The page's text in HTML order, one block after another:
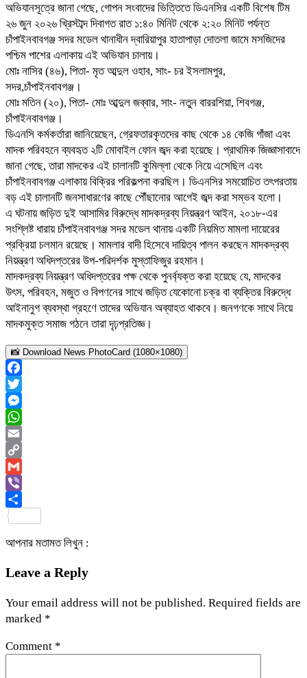
​অভিযানসূত্রে জানা গেছে, গোপন সংবাদের ভিত্তিতে ডিএনসির একটি বিশেষ টিম
২৬ জুন ২০২৬ খ্রিস্টাব্দ দিবাগত রাত ১:৪০ মিনিট থেকে ২:২০ মিনিট পর্যন্ত
চাঁপাইনবাবগঞ্জ সদর মডেল থানাধীন দ্বারিয়াপুর হাতাপাড়া দোতলা জামে মসজিদের
পশ্চিম পাশের এলাকায় এই অভিযান চালায়।
মোঃ নাসির (৪৬), পিতা- মৃত আব্দুল ওহাব, সাং- চর ইসলামপুর,
সদর,চাঁপাইনবাবগঞ্জ।
মোঃ মতিন (২০), পিতা- মোঃ আব্দুল জব্বার, সাং- নতুন বাররশিয়া, শিবগঞ্জ,
চাঁপাইনবাবগঞ্জ।
​ডিএনসি কর্মকর্তারা জানিয়েছেন, গ্রেফতারকৃতদের কাছ থেকে ১৪ কেজি গাঁজা এবং
মাদক পরিবহনে ব্যবহৃত ২টি মোবাইল ফোন জব্দ করা হয়েছে। প্রাথমিক জিজ্ঞাসাবাদে
জানা গেছে, তারা মাদকের এই চালানটি কুমিল্লা থেকে নিয়ে এসেছিল এবং
চাঁপাইনবাবগঞ্জ এলাকায় বিক্রির পরিকল্পনা করছিল। ডিএনসির সময়োচিত তৎপরতায়
বড় এই চালানটি জনসাধারণের কাছে পৌঁছানোর আগেই জব্দ করা সম্ভব হলো।
​এ ঘটনায় জড়িত দুই আসামির বিরুদ্ধে মাদকদ্রব্য নিয়ন্ত্রণ আইন, ২০১৮-এর
সংশ্লিষ্ট ধারায় চাঁপাইনবাবগঞ্জ সদর মডেল থানায় একটি নিয়মিত মামলা দায়েরের
প্রক্রিয়া চলমান রয়েছে। মামলার বাদী হিসেবে দায়িত্ব পালন করছেন মাদকদ্রব্য
নিয়ন্ত্রণ অধিদপ্তরের উপ-পরিদর্শক মুস্তাফিজুর রহমান।
​মাদকদ্রব্য নিয়ন্ত্রণ অধিদপ্তরের পক্ষ থেকে পুনর্ব্যক্ত করা হয়েছে যে, মাদকের
উৎস, পরিবহন, মজুত ও বিপণনের সাথে জড়িত যেকোনো চক্র বা ব্যক্তির বিরুদ্ধে
আইনানুগ ব্যবস্থা গ্রহণে তাদের অভিযান অব্যাহত থাকবে। জনগণকে সাথে নিয়ে
মাদকমুক্ত সমাজ গঠনে তারা দৃঢ়প্রতিজ্ঞ।
📸 Download News PhotoCard (1080×1080)
Facebook
Twitter
Messenger
WhatsApp
Email
Copy
Link
Gmail
Viber
আপনার মতামত লিখুন :
Leave a Reply
Your email address will not be published. Required fields are
marked *
Comment *